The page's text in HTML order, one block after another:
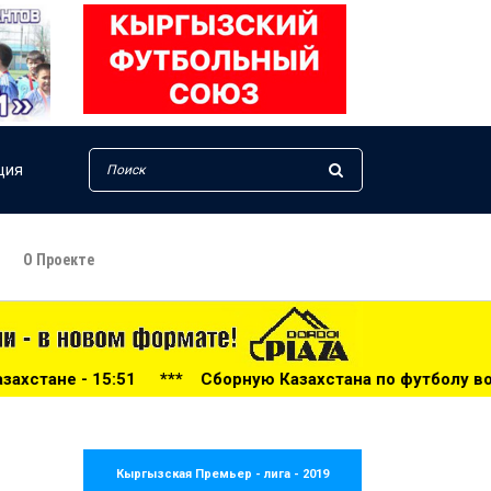
О Проекте
по футболу возглавил тренер из Голландии -
Кыргызская Премьер - лига - 2019